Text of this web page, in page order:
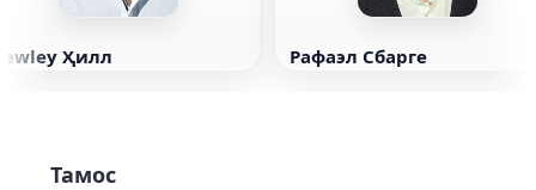
Ҳилл Рафаэл Сбарге
Тамос